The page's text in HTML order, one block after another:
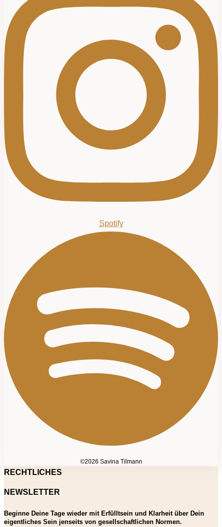
Spotify
©2026 Savina Tilmann
RECHTLICHES
NEWSLETTER
Beginne Deine Tage wieder mit Erfülltsein und Klarheit über Dein
eigentliches Sein jenseits von gesellschaftlichen Normen.